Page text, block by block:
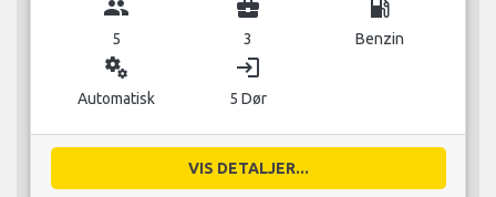
group
5
business_center
3
local_gas_station
Benzin
miscellaneous_services
Automatisk
login
5 Dør
VIS DETALJER...